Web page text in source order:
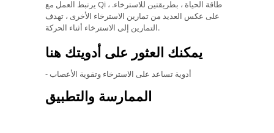
يرتبط العمل مع Qi ، طاقة الحياة ، بطريقتين للاسترخاء.
على عكس العديد من تمارين الاسترخاء الأخرى ، تهدف
التمارين إلى الاسترخاء أثناء الحركة.
يمكنك العثور على أدويتك هنا
- أدوية تساعد على الاسترخاء وتقوية الأعصاب
الممارسة والتطبيق